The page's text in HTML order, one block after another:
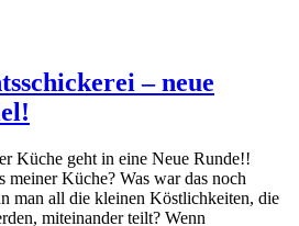
– neue
Küche geht in eine Neue Runde!!
meiner Küche? Was war das noch
man all die kleinen Köstlichkeiten, die
miteinander teilt? Wenn